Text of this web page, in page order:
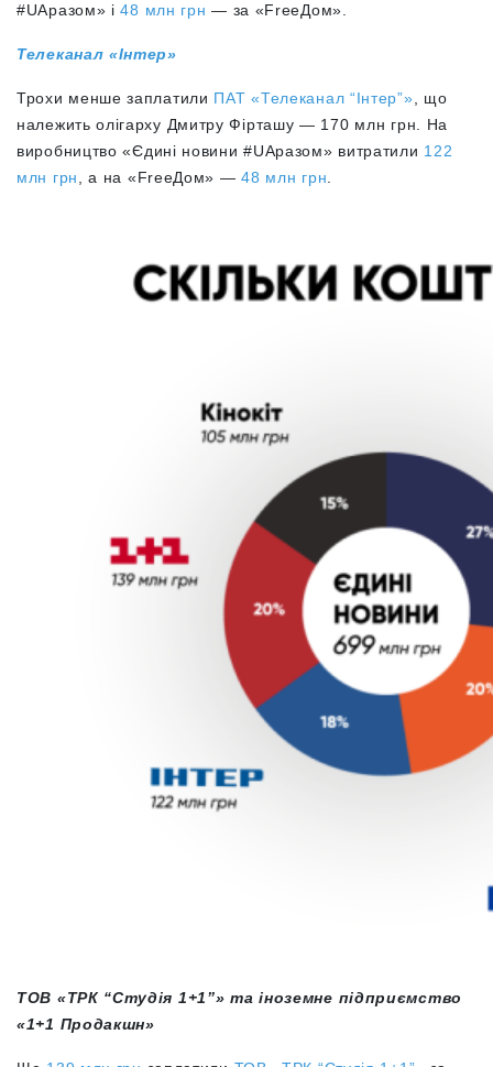
#UAразом» і48 млн грн — за «FreeДом».
Телеканал «Інтер»
Трохи менше заплатили ПАТ «Телеканал “Інтер”» , що
належить олігарху Дмитру Фірташу — 170 млн грн. На
виробництво«Єдині новини #UAразом» витратили 122
млн грн
, а на «FreeДом» —48 млн грн
ТОВ «ТРК “Студія 1+1”» та іноземне підприємство
«1+1 Продакшн»